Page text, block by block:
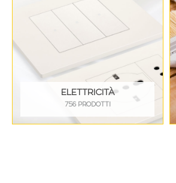
ELETTRICITÀ
756 PRODOTTI